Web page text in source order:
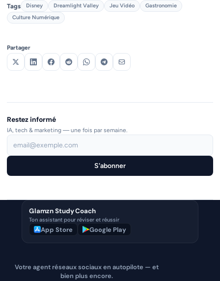
Tags Disney Dreamlight Valley Jeu Vidéo
Gastronomie
Culture Numérique
Partager
Restez informé
IA, tech & marketing — une fois par semaine.
S'abonner
Glamzn Study Coach
Ton assistant pour réviser et réussir
App Store Google Play
Votre agent réseaux sociaux en autopilote — et
bien plus encore.